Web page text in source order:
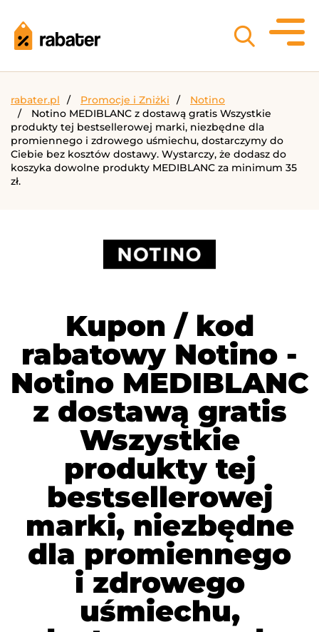
rabater.pl Promocje i Zniżki
Notino
Notino MEDIBLANC z dostawą gratis Wszystkie
produkty tej bestsellerowej marki, niezbędne dla
promiennego i zdrowego uśmiechu, dostarczymy do
Ciebie bez kosztów dostawy. Wystarczy, że dodasz do
koszyka dowolne produkty MEDIBLANC za minimum 35
zł.
Kupon / kod
rabatowy Notino -
Notino MEDIBLANC
z dostawą gratis
Wszystkie
produkty tej
bestsellerowej
marki, niezbędne
dla promiennego
i zdrowego
uśmiechu,